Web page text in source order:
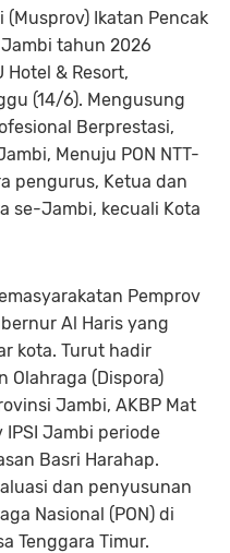
Ikatan Pencak
tahun 2026
Hotel & Resort,
(14/6). Mengusung
Berprestasi,
Menuju PON NTT-
pengurus, Ketua dan
se-Jambi, kecuali Kota
Pemprov
Al Haris yang
kota. Turut hadir
Olahraga (Dispora)
Jambi, AKBP Mat
IPSI Jambi periode
Basri Harahap.
dan penyusunan
Nasional (PON) di
Tenggara Timur.